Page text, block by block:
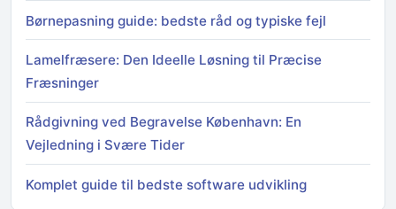
Børnepasning guide: bedste råd og typiske fejl
Lamelfræsere: Den Ideelle Løsning til Præcise
Fræsninger
Rådgivning ved Begravelse København: En
Vejledning i Svære Tider
Komplet guide til bedste software udvikling